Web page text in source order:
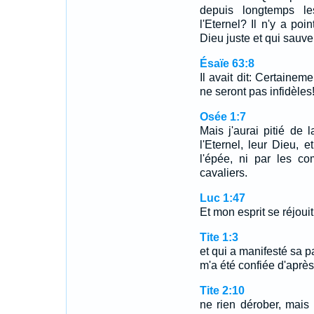
depuis longtemps
l'Eternel? Il n'y a
Dieu juste et qui
Ésaïe 63:8
Il avait dit:
ne seront pas
Osée 1:7
Mais j'aurai pitié de
l'Eternel, leur Dieu,
l'épée, ni par les
cavaliers.
Luc 1:47
Et mon esprit se
Tite 1:3
et qui a manifesté sa
m'a été confiée
Tite 2:10
ne rien dérober,